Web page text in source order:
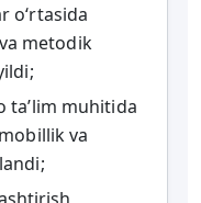
o‘rtasida
metodik
ta’lim muhitida
va